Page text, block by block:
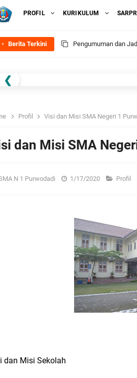
PROFIL KURIKULUM
Berita Terkini
Pengumuman dan
Jalur PPDB SMA
Tata Cara dan Pilihan
Syarat Pendaftaran
❮
Profil Visi dan Misi SMA Negeri 1
dan Misi SMA
N 1 Purwodadi 1/17/2020 Profil
dan Misi Sekolah